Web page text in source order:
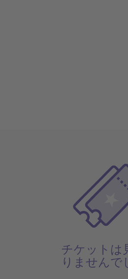
チケットは
りませんで